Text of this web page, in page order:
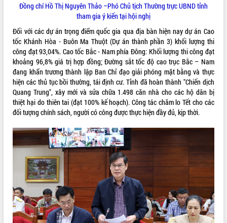
cách mạng
Rà soát, hoàn thiện hệ thống thiết chế
văn hóa, thể thao đáp ứng yêu cầu
phát triển mới
Thường trực HĐND tỉnh Đắk Lắk gặp
mặt Đoàn chuyên gia y tế TP. Hồ Chí
Minh
Lễ truy điệu và an táng hài cốt liệt sĩ
tại Nghĩa trang Liệt sĩ xã Sơn Hòa
Bàn giải pháp tháo gỡ khó khăn trong
xuất khẩu sầu riêng và triển khai quy
định EUDR
Thứ trưởng Bộ Nông nghiệp và Môi
trường Nguyễn Hoàng Hiệp khảo sát
vùng trồng và doanh nghiệp đóng gói
sầu riêng tại Đắk Lắk
Trình diễn nghệ thuật chế biến các
món ăn từ sầu riêng
Đắk Lắk công bố Quy hoạch và xúc
tiến đầu tư tỉnh
LIÊN KẾT WEB
THỐNG KÊ TRUY CẬP
Hôm nay: 26933
Tất cả: 66112601
Đồng chí Hồ Thị Nguyên Thảo –Phó Chủ tịch Thường trực UBND tỉnh
tham gia ý kiến tại hội nghị
Đối với các dự án trọng điểm quốc gia qua địa bàn hiện nay dự án Cao
tốc Khánh Hòa - Buôn Ma Thuột (Dự án thành phần 3) khối lượng thi
công đạt 93,04%. Cao tốc Bắc - Nam phía Đông: Khối lượng thi công đạt
khoảng 96,8% giá trị hợp đồng; Đường sắt tốc độ cao trục Bắc – Nam
đang khẩn trương thành lập Ban Chỉ đạo giải phóng mặt bằng và thực
hiện các thủ tục bồi thường, tái định cư. Tỉnh đã hoàn thành "Chiến dịch
Quang Trung", xây mới và sửa chữa 1.498 căn nhà cho các hộ dân bị
thiệt hại do thiên tai (đạt 100% kế hoạch). Công tác chăm lo Tết cho các
đối tượng chính sách, người có công được thực hiện đầy đủ, kịp thời.